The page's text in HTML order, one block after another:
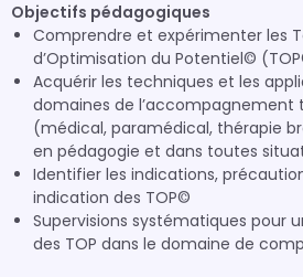
Objectifs pédagogiques
Comprendre et expérimenter les
d’Optimisation du Potentiel©
Acquérir les techniques et les
domaines de l’accompagnement
(médical, paramédical, thérapie
en pédagogie et dans toutes
Identifier les indications,
indication des TOP©
Supervisions systématiques pour
des TOP dans le domaine de